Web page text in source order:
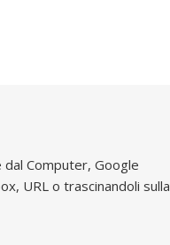
dal Computer, Google
URL o trascinandoli sulla